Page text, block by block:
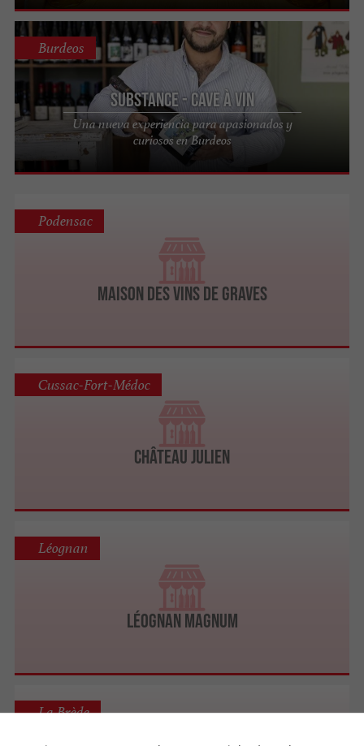
Substance - Cave à vin
Una nueva experiencia para apasionados y
curiosos en Burdeos
Burdeos
Maison des Vins de Graves
Podensac
Château Julien
Cussac-Fort-Médoc
Léognan Magnum
Léognan
La Brède